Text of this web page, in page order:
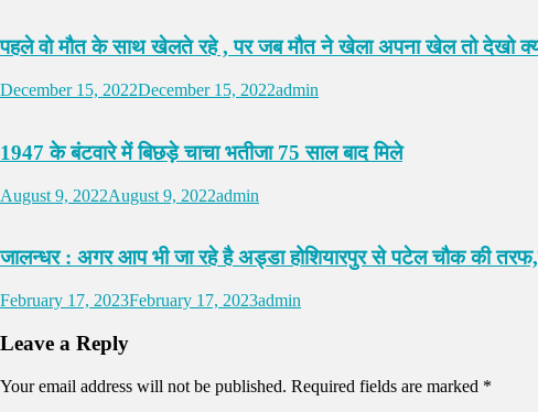
पहले वो मौत के साथ खेलते रहे , पर जब मौत ने खेला अपना खेल तो देखो
December 15, 2022December 15, 2022admin
1947 के बंटवारे में बिछड़े चाचा भतीजा 75 साल बाद मिले
August 9, 2022August 9, 2022admin
जालन्धर : अगर आप भी जा रहे है अड्डा होशियारपुर से पटेल चौक की
February 17, 2023February 17, 2023admin
Leave a Reply
Your email address will not be published. Required fields are marked *